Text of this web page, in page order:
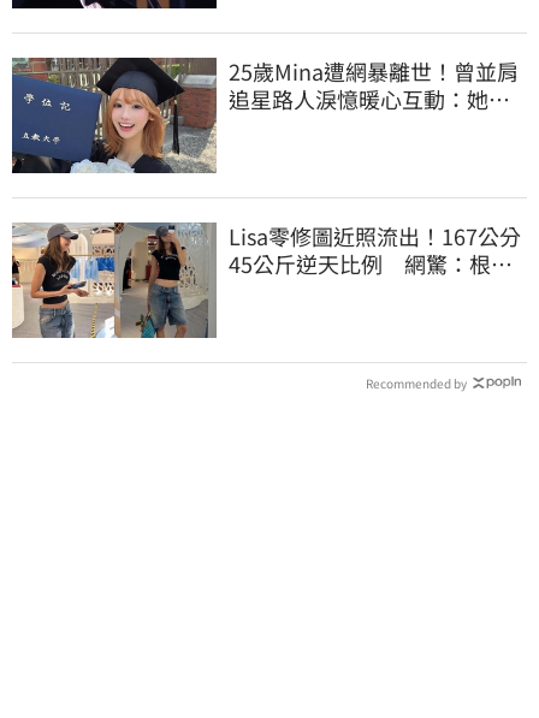
25歲Mina遭網暴離世！曾並肩
追星路人淚憶暖心互動：她真
Lisa零修圖近照流出！167公分
45公斤逆天比例 網驚：根本
Recommended by